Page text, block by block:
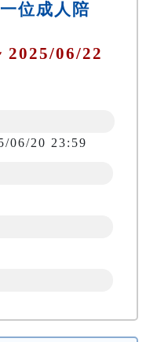
位成人陪
2025/06/22
06/20 23:59